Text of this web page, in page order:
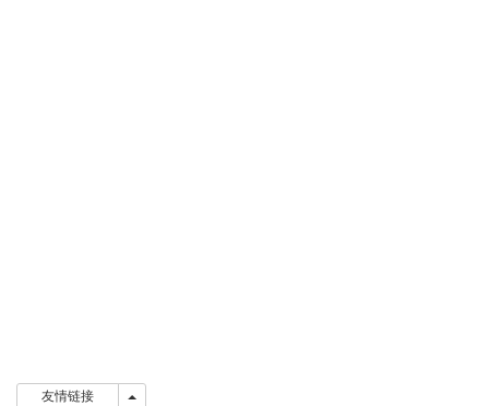
友情链接 友情链接